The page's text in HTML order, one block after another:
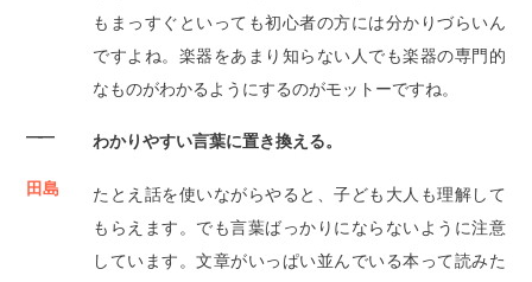
もまっすぐといっても初心者の方には分かりづらいん
ですよね。楽器をあまり知らない人でも楽器の専門的
なものがわかるようにするのがモットーですね。
―― わかりやすい言葉に置き換える。
田島
たとえ話を使いながらやると、子ども大人も理解して
もらえます。でも言葉ばっかりにならないように注意
しています。文章がいっぱい並んでいる本って読みた